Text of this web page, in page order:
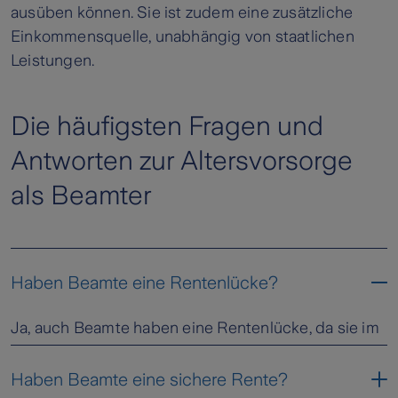
ausüben können. Sie ist zudem eine zusätzliche
Einkommensquelle, unabhängig von staatlichen
Leistungen.
Die häufigsten Fragen und
Antworten zur Altersvorsorge
als Beamter
Haben Beamte eine Rentenlücke?
Ja, auch Beamte haben eine Rentenlücke, da sie im
Gehalts als Pension erhalten. Private Altersvorsorge
Haben Beamte eine sichere Rente?